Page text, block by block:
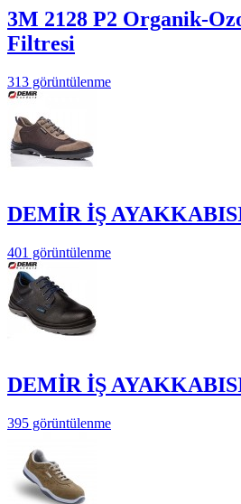
3M 2128 P2 Organik-
Filtresi
313 görüntülenme
DEMİR İŞ
401 görüntülenme
DEMİR İŞ
395 görüntülenme